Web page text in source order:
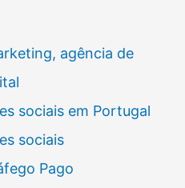
agência de
sociais em Portugal
sociais
Pago